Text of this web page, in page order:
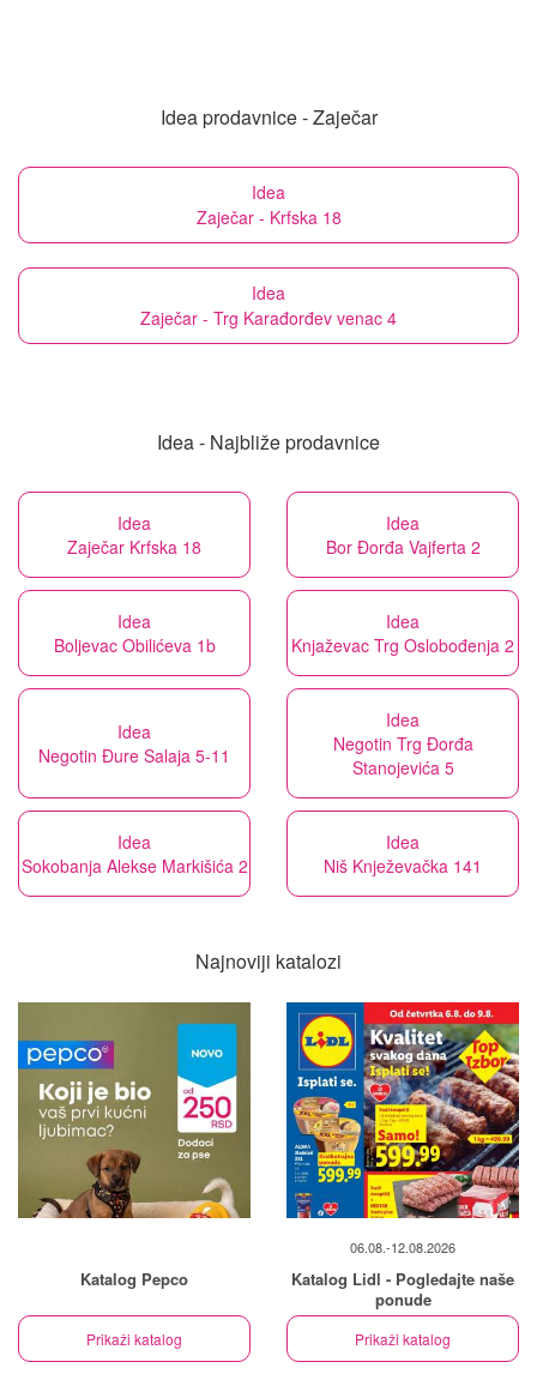
Idea prodavnice - Zaječar
Idea
Zaječar - Krfska 18
Idea
Zaječar - Trg Karađorđev venac 4
Idea - Najbliže prodavnice
Idea
Zaječar Krfska 18
Idea
Bor Đorđa Vajferta 2
Idea
Boljevac Obilićeva 1b
Idea
Knjaževac Trg Oslobođenja 2
Idea
Negotin Đure Salaja 5-11
Idea
Negotin Trg Đorđa
Stanojevića 5
Idea
Sokobanja Alekse Markišića 2
Idea
Niš Knježevačka 141
Najnoviji katalozi
Katalog Pepco
Prikaži katalog
06.08.-12.08.2026
Katalog Lidl - Pogledajte naše
ponude
Prikaži katalog